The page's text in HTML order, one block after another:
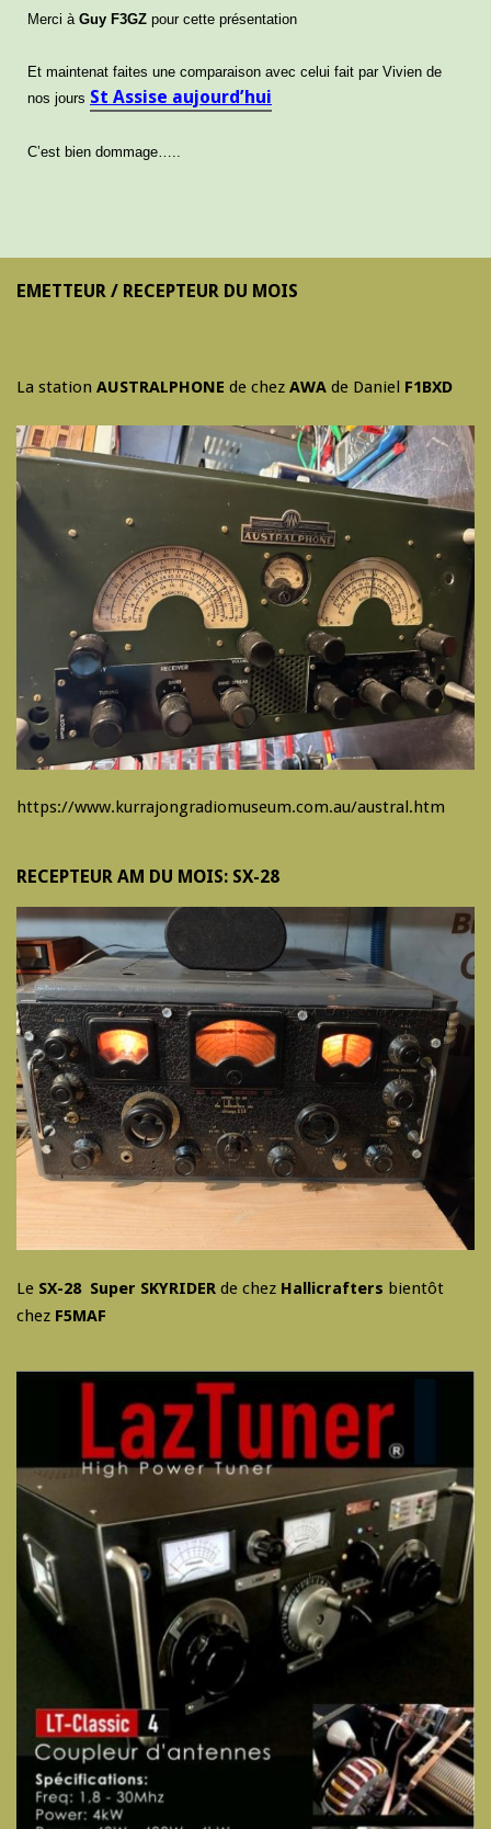
Merci à Guy F3GZ pour cette présentation
Et maintenat faites une comparaison avec celui fait par Vivien de
nos jours St Assise aujourd’hui
C’est bien dommage…..
EMETTEUR / RECEPTEUR DU MOIS
La station AUSTRALPHONE de chez AWA de Daniel F1BXD
https://www.kurrajongradiomuseum.com.au/austral.htm
RECEPTEUR AM DU MOIS: SX-28
Le SX-28 Super SKYRIDER de chez Hallicrafters bientôt
chez F5MAF